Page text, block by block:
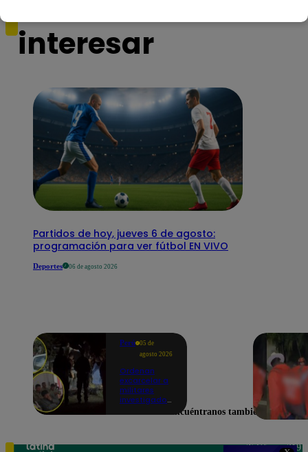
interesar
Partidos de hoy, jueves 6 de agosto:
programación para ver fútbol EN VIVO
Deportes 06 de agosto 2026
Perú
05 de
agosto 2026
Ordenan
excarcelar a
militares
investigados
Colcabamba
Encuéntranos también en
Teléfono: 219